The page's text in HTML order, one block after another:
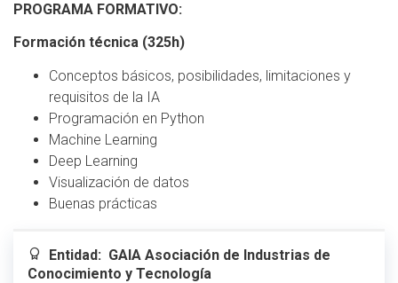
PROGRAMA FORMATIVO:
Formación técnica (325h)
Conceptos básicos, posibilidades, limitaciones y
requisitos de la IA
Programación en Python
Machine Learning
Deep Learning
Visualización de datos
Buenas prácticas
Entidad: GAIA Asociación de Industrias de
Conocimiento y Tecnología